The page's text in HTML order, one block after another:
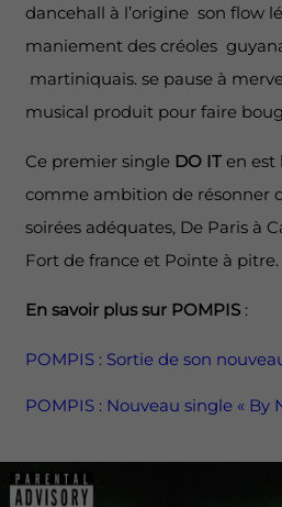
dancehall à l’origine son flow
maniement des créoles
martiniquais. se pause à
musical produit pour faire
Ce premier single DO IT en est
comme ambition de résonner
soirées adéquates, De Paris à
Fort de france et Pointe à pitre.
En savoir plus sur POMPIS :
POMPIS : Sortie de son
POMPIS : Nouveau single « By